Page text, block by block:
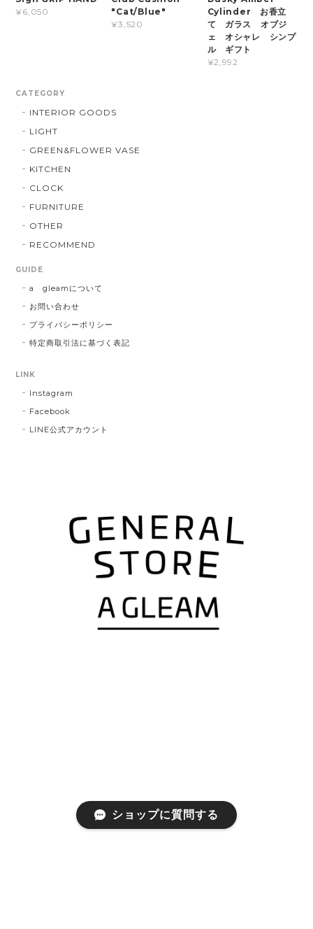
¥6,050
"Cat/Blue"
¥3,520
Cylinder お香立
て ガラス オブジ
ェ オシャレ シンプ
ル ギフト
¥2,992
CATEGORY
INTERIOR GOODS
LIGHT
GREEN&FLOWER VASE
KITCHEN
CLOCK
FURNITURE
OTHER
RECOMMEND
GUIDE
a gleamについて
お問い合わせ
プライバシーポリシー
特定商取引法に基づく表記
LINK
Instagram
Facebook
LINE公式アカウント
ショップに質問する